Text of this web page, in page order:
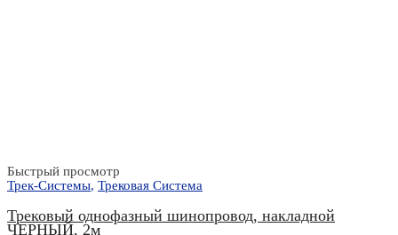
Быстрый просмотр
Трек-Системы, Трековая Система
Трековый однофазный шинопровод, накладной
ЧЕРНЫЙ, 2м